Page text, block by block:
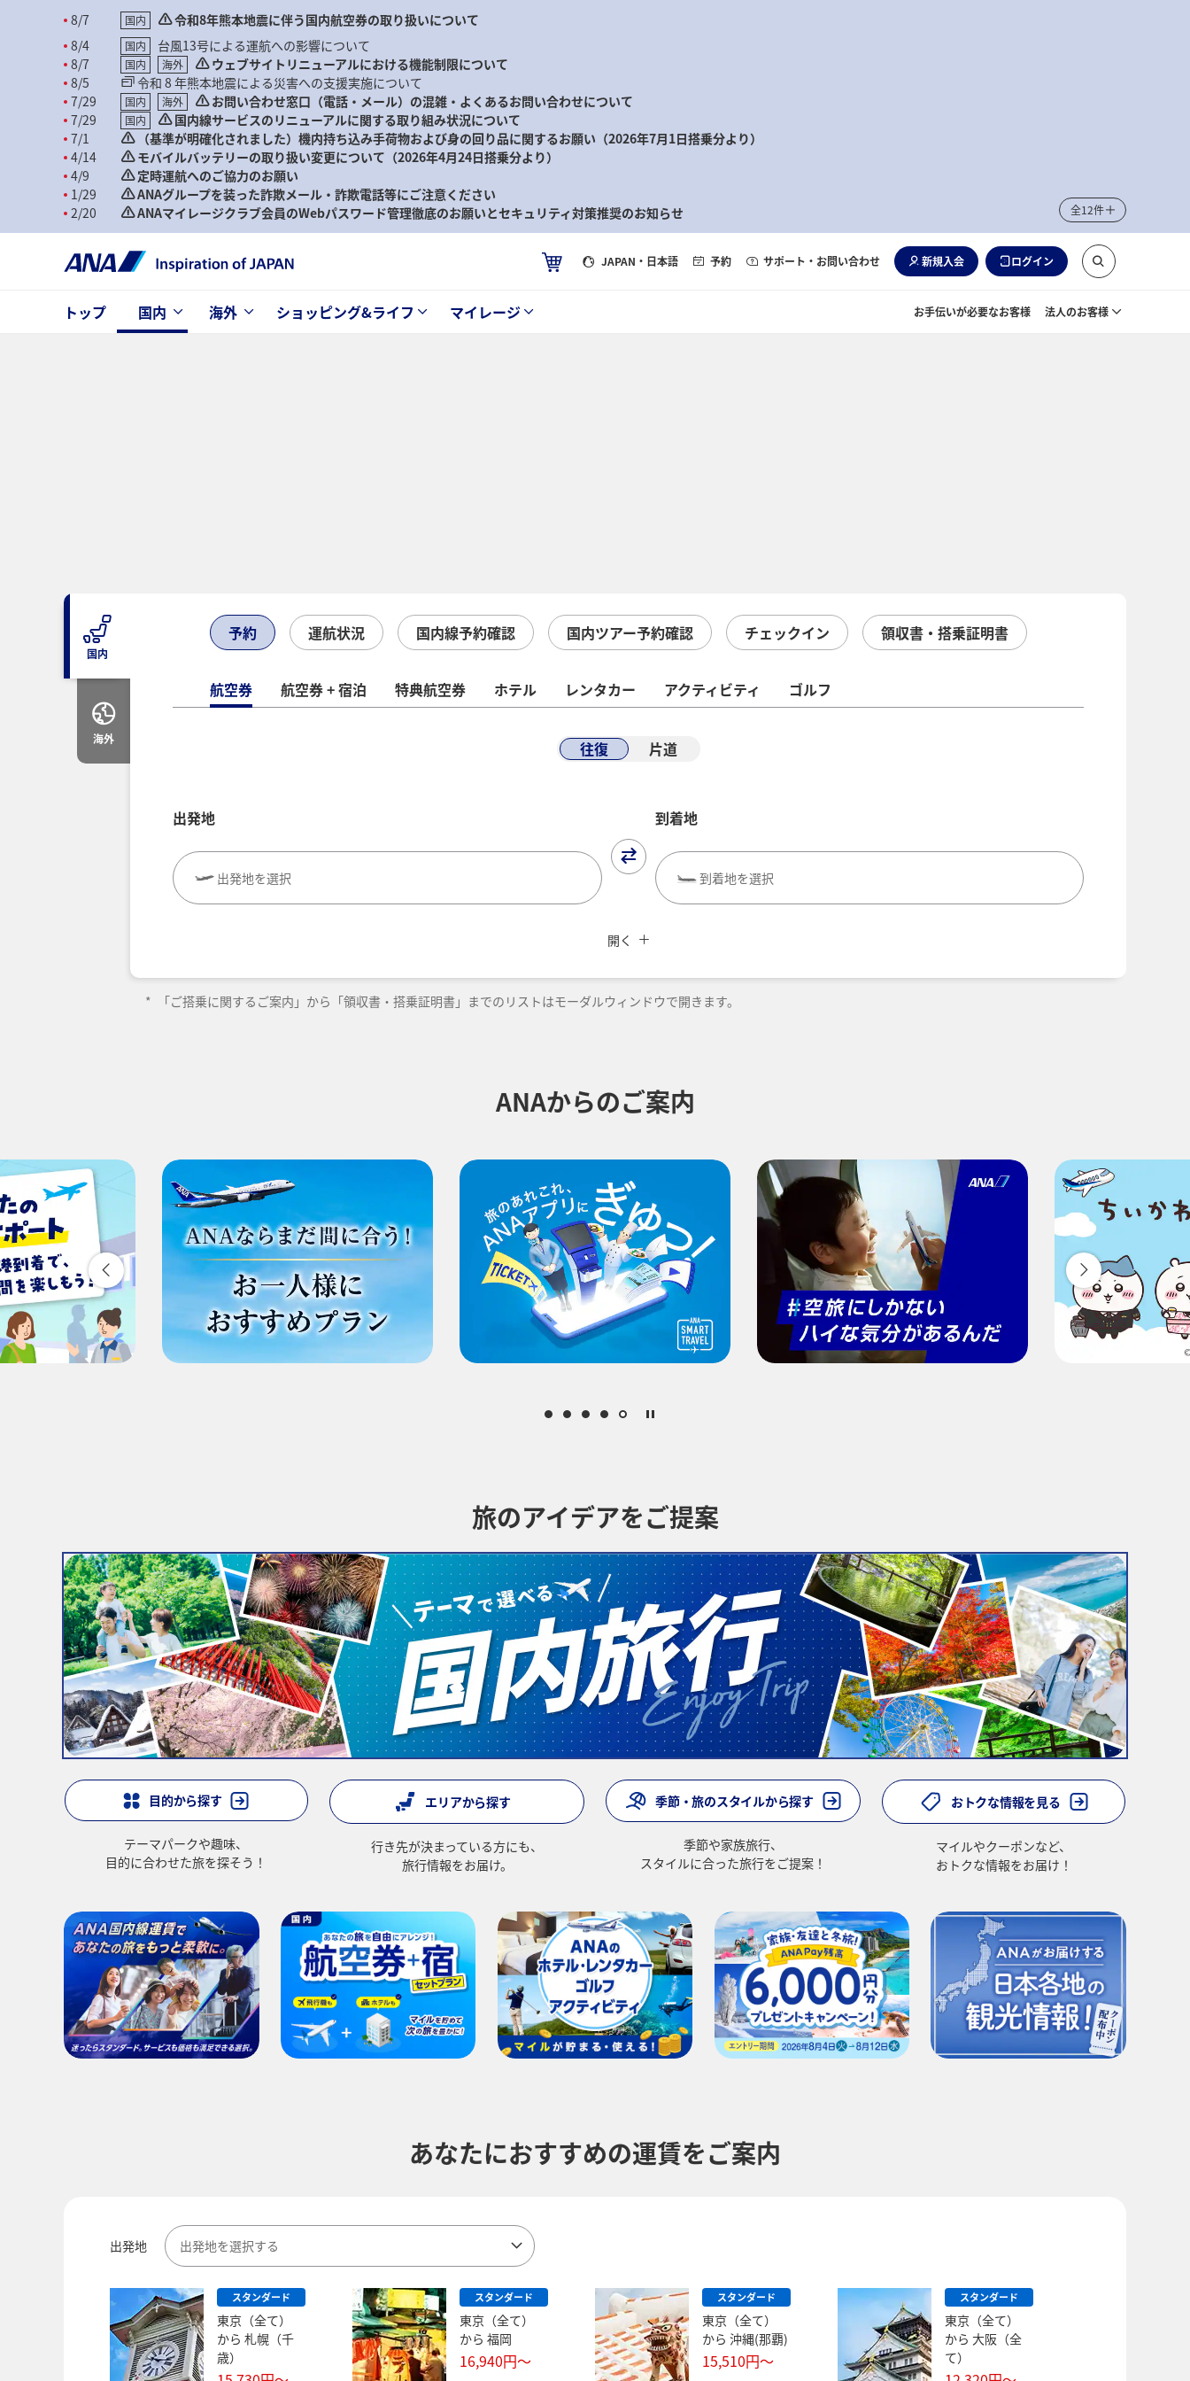
8/7 国内
令和8年熊本地震に伴う国内航空券の取り扱いについて
8/4
国内
台風13号による運航への影響について
8/7
国内 海外
ウェブサイトリニューアルにおける機能制限について
8/5
令和 8 年熊本地震による災害への支援実施について
7/29
国内 海外
お問い合わせ窓口（電話・メール）の混雑・よくあるお問い合わせについて
7/29
国内
国内線サービスのリニューアルに関する取り組み状況について
7/1
（基準が明確化されました）機内持ち込み手荷物および身の回り品に関するお願い（2026年7月1日搭乗分より）
4/14
モバイルバッテリーの取り扱い変更について（2026年4月24日搭乗分より）
4/9
定時運航へのご協力のお願い
1/29
ANAグループを装った詐欺メール・詐欺電話等にご注意ください
2/20
ANAマイレージクラブ会員のWebパスワード管理徹底のお願いとセキュリティ対策推奨のお知らせ 全12件
JAPAN ・日本語 予約 サポート・お問い合わせ 新規入会 ログイン
トップ 国内 海外 ショッピング&ライフ マイレージ お手伝いが必要なお客様 法人のお客様
国内
海外
予約 運航状況 国内線予約確認 国内ツアー予約確認 チェックイン 領収書・搭乗証明書
航空券 航空券 + 宿泊 特典航空券 ホテル レンタカー アクティビティ ゴルフ
往復 片道
出発地
出発地を選択
到着地
到着地を選択
往路出発日および時間帯 復路出発日および時間帯
時間帯指定なし
1人
プロモーションコードについて
・表示金額は選択いただいた条件でのもっともおトクな運賃となります。
・表示金額と空席状況は最新ではない場合があります。[検索する]ボタンより最新の空席照会結果をご確認ください。
・「＊」は現在金額が確認できない都市・日付となります。空席照会結果画面にて最新の情報をご確認ください。
・表示金額には、運賃、燃油特別付加運賃、
、その他の各種税金、料金などが含まれます。発券時に再計算するため、変動する可能性があります。
・複数空港がある都市においては、複数空港の中でのおトクな運賃が表示される場合があります。
・ANA独自の相互利用可能空港(福岡/北九州/佐賀、広島/岩国)は2026年5月18日をもちまして終了となります。
開く
* 「ご搭乗に関するご案内」から「領収書・搭乗証明書」までのリストはモーダルウィンドウで開きます。
ANAからのご案内
旅のアイデアをご提案
目的から探す
テーマパークや趣味、
目的に合わせた旅を探そう！
エリアから探す
行き先が決まっている方にも、
旅行情報をお届け。
季節・旅のスタイルから探す
季節や家族旅行、
スタイルに合った旅行をご提案！
おトクな情報を見る
マイルやクーポンなど、
おトクな情報をお届け！
あなたにおすすめの運賃をご案内
出発地 出発地を選択する
スタンダード
東京（全て）
から 札幌（千
歳）
スタンダード
東京（全て）
から 福岡
16,940円～
スタンダード
東京（全て）
から 沖縄(那覇)
15,510円～
スタンダード
東京（全て）
から 大阪（全
て）